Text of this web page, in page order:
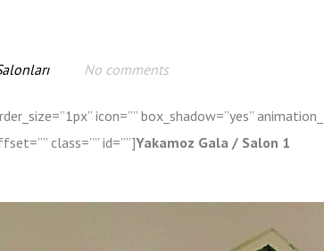
No comments
icon=”” box_shadow=”yes”
class=”” id=””]Yakamoz Gala / Salon 1